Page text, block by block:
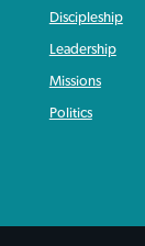
Discipleship
Leadership
Missions
Politics